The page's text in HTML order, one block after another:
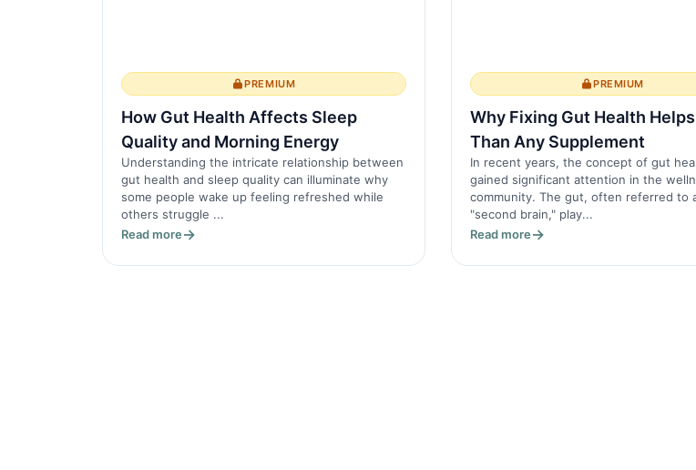
PREMIUM
How Gut Health Affects Sleep
Quality and Morning Energy
Understanding the intricate relationship between
gut health and sleep quality can illuminate why
some people wake up feeling refreshed while
others struggle ...
Read more
PREMIUM
Why Fixing Gut Health
Than Any Supplement
In recent years, the concept of gut
gained significant attention in the
community. The gut, often referred to
"second brain," play...
Read more